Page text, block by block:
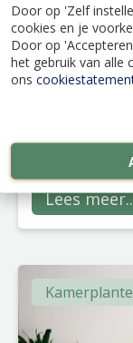
Door op 'Zelf
cookies en je
Door op
het gebruik van alle
ons
In deze blog
kerstplanten
Lees